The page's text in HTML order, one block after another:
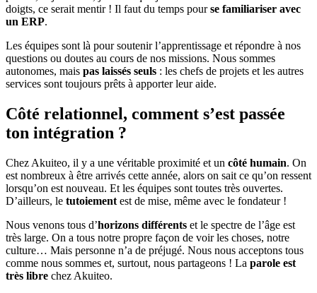
doigts, ce serait mentir ! Il faut du temps pourse familiariser avec
un ERP.
Les équipes sont là pour soutenir l’apprentissage et répondre à nos
questions ou doutes au cours de nos missions. Nous sommes
autonomes, mais pas laissés seuls : les chefs de projets et les autres
services sont toujours prêts à apporter leur aide.
Côté relationnel, comment s’est passée
ton intégration ?
Chez Akuiteo, il y a une véritable proximité et un côté humain. On
est nombreux à être arrivés cette année, alors on sait ce qu’on ressent
lorsqu’on est nouveau. Et les équipes sont toutes très ouvertes.
D’ailleurs, le tutoiement est de mise, même avec le fondateur !
Nous venons tous d’horizons différents et le spectre de l’âge est
très large. On a tous notre propre façon de voir les choses, notre
culture… Mais personne n’a de préjugé. Nous nous acceptons tous
comme nous sommes et, surtout, nous partageons ! La parole est
très libre chez Akuiteo.